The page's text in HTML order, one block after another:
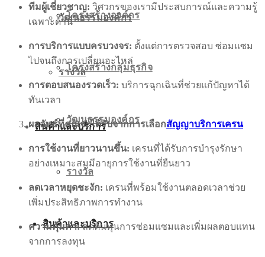
โครงสร้างองค์กร
โครงสร้างกลุ่มธุรกิจ
วัฒนธรรมองค์กร
รางวัล
สินค้าและบริการ
วัฒนธรรมองค์กร
รางวัล
สินค้าและบริการ
ทีมผู้เชี่ยวชาญ: วิศวกรของเรามีประสบการณ์และความรู้
เฉพาะด้าน
การบริการแบบครบวงจร: ตั้งแต่การตรวจสอบ ซ่อมแซม
ไปจนถึงการเปลี่ยนอะไหล่
การตอบสนองรวดเร็ว: บริการฉุกเฉินที่ช่วยแก้ปัญหาได้
ทันเวลา
ผลลัพธ์ที่คุณจะได้รับจากการเลือกสัญญาบริการเครน
การใช้งานที่ยาวนานขึ้น: เครนที่ได้รับการบำรุงรักษา
อย่างเหมาะสมมีอายุการใช้งานที่ยืนยาว
ลดเวลาหยุดชะงัก: เครนที่พร้อมใช้งานตลอดเวลาช่วย
เพิ่มประสิทธิภาพการทำงาน
ความคุ้มค่า:ลดต้นทุนการซ่อมแซมและเพิ่มผลตอบแทน
จากการลงทุน